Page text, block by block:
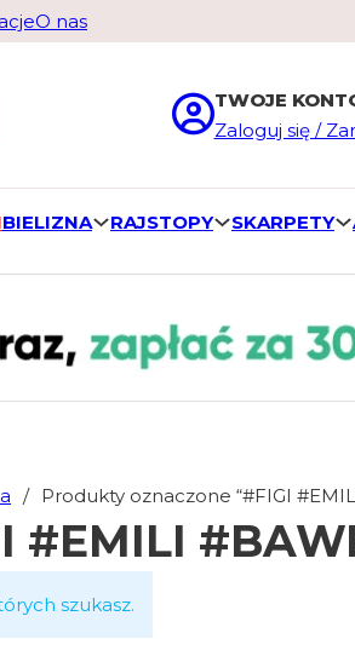
O nas
TWOJE
Zaloguj się /
BIELIZNA RAJSTOPY SKARPETY
/ Produkty oznaczone “#FIGI
#EMILI
szukasz.